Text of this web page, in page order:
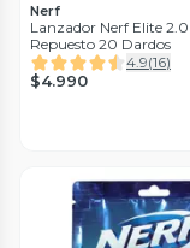
Nerf
Lanzador Nerf Elite 2.0
Repuesto 20 Dardos
4.9(16)
$4.990